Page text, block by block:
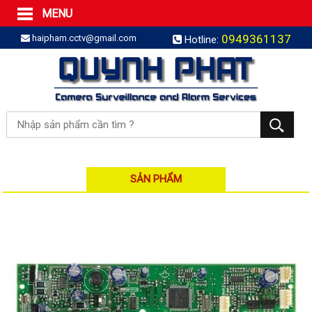
MENU
Trang Chủ
Sản phẩm
SẢN PHẨM TRỌN GÓI
LẮP BÁO TRỘM TRỌN GÓI
LẮP CAMERA TRỌN GÓI
Camera IP
Camera IP KBVISION
Camera IP HIKVISION
Đầu ghi IP | NVR
Đầu ghi IP HIKVISION
haipham.cctv@gmail.com Hotline: 0949361137
SẢN PHẨM